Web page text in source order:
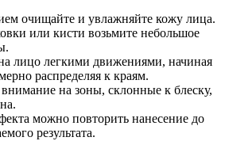
очищайте и увлажняйте кожу лица.
или кисти возьмите небольшое
лицо легкими движениями, начиная
распределяя к краям.
на зоны, склонные к блеску,
можно повторить нанесение до
результата.